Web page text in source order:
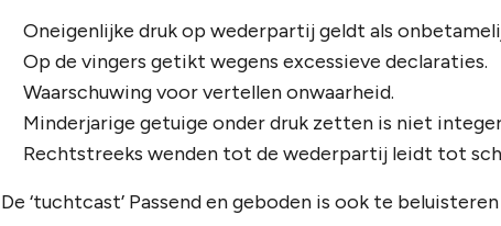
Oneigenlijke druk op wederpartij geldt als
Op de vingers getikt wegens excessieve declaraties.
Waarschuwing voor vertellen onwaarheid.
Minderjarige getuige onder druk zetten is niet
Rechtstreeks wenden tot de wederpartij leidt tot
De ‘tuchtcast’ Passend en geboden is ook te